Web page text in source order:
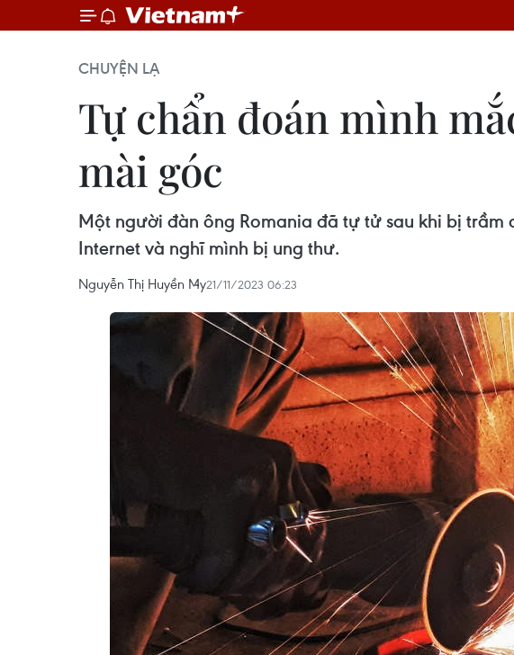
CHUYỆN LẠ
Tự chẩn đoán mình
mài góc
Một người đàn ông Romania đã tự tử sau khi bị
Internet và nghĩ mình bị ung thư.
Nguyễn Thị Huyền My21/11/2023 06:23